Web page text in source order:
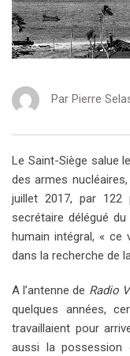
Par Pierre
Le Saint-Siège salue
des armes
juillet 2017, par 122
secrétaire délégué
humain intégral, «
dans la recherche de
A l’antenne de Radio
quelques années,
travaillaient pour
aussi la possession